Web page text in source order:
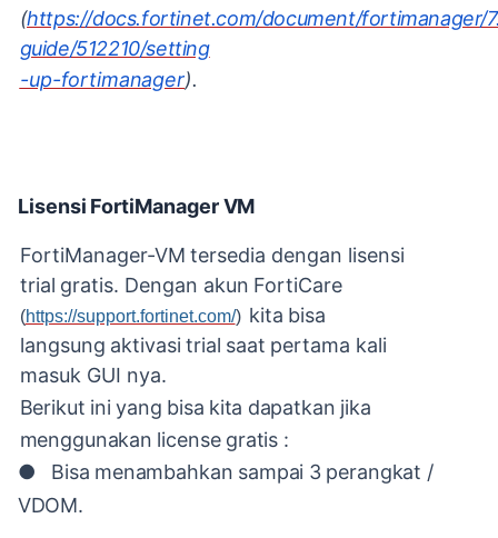
(https://docs.fortinet.com/document/fortimanager/
guide/512210/setting
-up-fortimanager).
Lisensi FortiManagerVM
FortiManager-VM tersedia dengan lisensi
trial gratis. Dengan akun FortiCare
(https://support.fortinet.com/) kita bisa
langsung aktivasi trial saat pertama kali
masuk GUI nya.
Berikut ini yang bisa kita dapatkan jika
menggunakan license gratis :
●
Bisa menambahkan sampai 3 perangkat /
VDOM.